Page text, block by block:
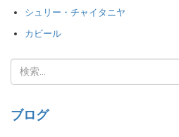
シュリー・チャイタニヤ
カビール
ブログ